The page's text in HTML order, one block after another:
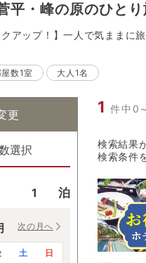
平・峰の原のひと
クアップ！】一人で気まま
数1室 大人1名
更
選択
泊
次の月へ
土
日
1 件中
検索結果
検索条件